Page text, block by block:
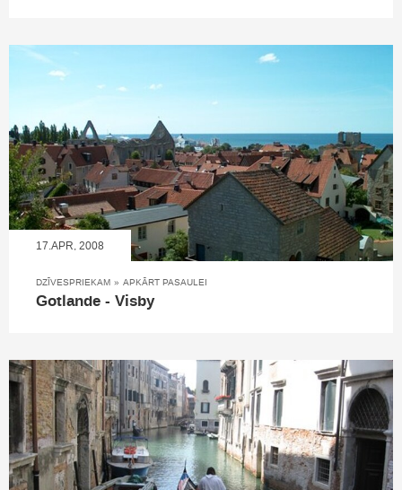
17.APR, 2008
DZĪVESPRIEKAM » APKĀRT PASAULEI
Gotlande - Visby